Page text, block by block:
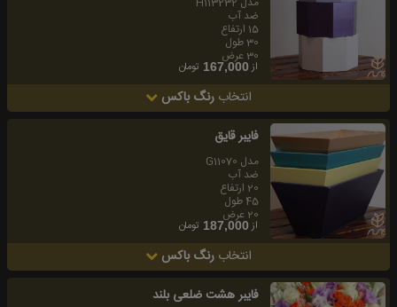
ضد آب
15 ارتفاع
30 طول
30 عرض
از167,000 تومان
انتخاب رنگ باکس
فايبر قايق
مدل G11070
ضد آب
20 ارتفاع
45 طول
20 عرض
از187,000 تومان
انتخاب رنگ باکس
فايبر هشت ضلعى بلند